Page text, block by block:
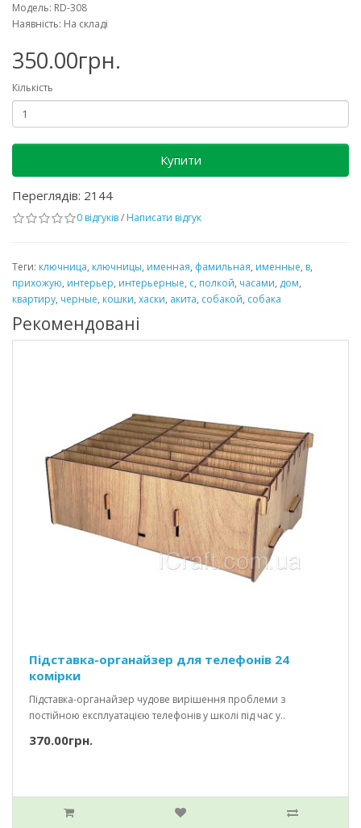
Модель: RD-308
Наявність: На складі
350.00грн.
Кількість
Купити
Переглядів: 2144
0 відгуків/ Написати відгук
Теги: ключница, ключницы, именная, фамильная, именные, в,
прихожую, интерьер, интерьерные, с, полкой, часами, дом,
квартиру, черные, кошки, хаски, акита, собакой, собака
Рекомендовані
Підставка-органайзер для телефонів 24
комірки
Підставка-органайзер чудове вирішення проблеми з
постійною експлуатацією телефонів у школі під час у..
370.00грн.